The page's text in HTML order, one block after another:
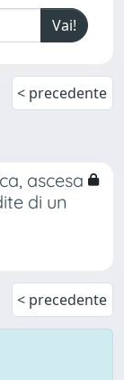
< precedente
ascesa
di un
< precedente